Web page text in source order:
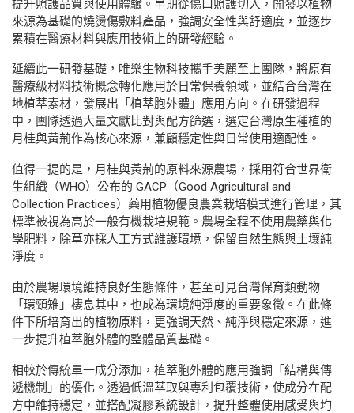
提升照護品質與使用體驗。早期從傷口照護切入，開發以植物
來源為基礎的燒燙傷敷料產品，強調安全性與舒適度，並逐步
累積在醫療材料與應用技術上的研發經驗。
延續此一研發基礎，唯樂生物科技攜手美麗至上團隊，將原有
醫療級材料技術概念轉化應用於日常保養領域，並結合台灣在
地植萃素材，發展出「植萃胞外體」應用方向。在研發過程
中，團隊透過大量文獻比對與配方篩選，選定台灣原生種植的
月桂與黃荊作為核心來源，兼顧穩定性與日常使用適配性。
值得一提的是，月桂與黃荊的原料來源農場，採用符合世界衛
生組織（WHO）公布的 GACP（Good Agricultural and
Collection Practices）藥用植物優良農業栽培模式進行管理，其
標準被視為高於一般有機栽培規範。農場全程不使用農藥與化
學肥料，除草亦採人工方式維護環境，保留自然生態與土壤純
淨度。
由於農場環境維持良好生態條件，甚至可見台灣保育類動物
「環頸雉」棲息其中，也成為環境純淨度的重要象徵。在此條
件下所培育出的植物原料，更強調天然、純淨與穩定來源，進
一步提升植萃胞外體的整體品質基礎。
相較於傳統單一成分添加，植萃胞外體的應用強調「結構與傳
遞機制」的優化。透過低溫萃取與專利包覆技術，使成分在配
方中維持穩定，並搭配凝膠系統設計，提升整體使用感受與均